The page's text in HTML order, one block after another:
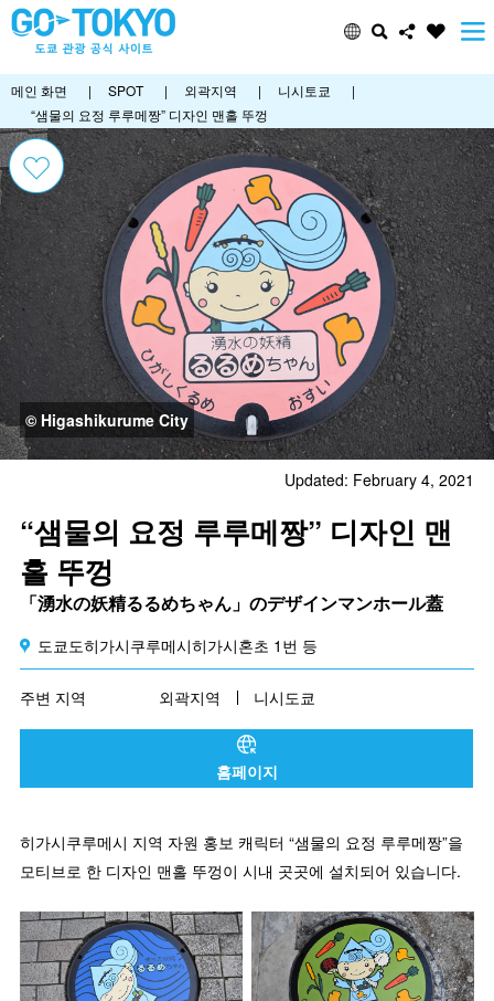
메인 화면 | SPOT | 외곽지역 | 니시토쿄
|
“샘물의 요정 루루메짱” 디자인 맨홀 뚜껑
© Higashikurume City
Updated: February 4, 2021
“샘물의 요정 루루메짱” 디자인 맨
홀 뚜껑
「湧水の妖精るるめちゃん」のデザインマンホール蓋
도쿄도히가시쿠루메시히가시혼초 1번 등
주변 지역 외곽지역 니시도쿄
홈페이지
히가시쿠루메시 지역 자원 홍보 캐릭터 “샘물의 요정 루루메짱”을
모티브로 한 디자인 맨홀 뚜껑이 시내 곳곳에 설치되어 있습니다.